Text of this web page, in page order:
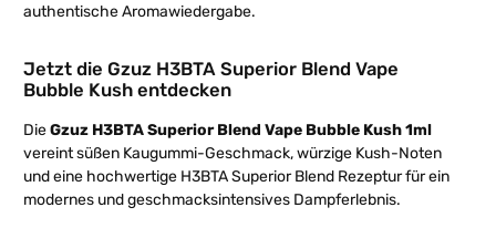
authentische Aromawiedergabe.
Jetzt die Gzuz H3BTA Superior Blend Vape
Bubble Kush entdecken
DieGzuz H3BTA Superior Blend Vape Bubble Kush 1ml
vereint süßen Kaugummi-Geschmack, würzige Kush-Noten
und eine hochwertige H3BTA Superior Blend Rezeptur für ein
modernes und geschmacksintensives Dampferlebnis.